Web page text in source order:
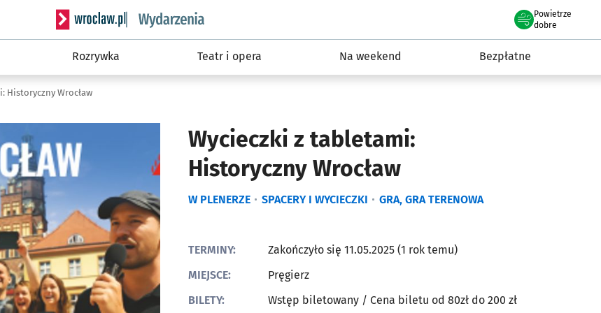
Serwis informacyjny wroclaw.pl podserwis: Wydarzenia
Powietrze
we Wrocławiu
dobre
Rozrywka Teatr i opera Na weekend Bezpłatne
Historyczny Wrocław
Wycieczki z tabletami:
Historyczny Wrocław
W PLENERZE SPACERY I WYCIECZKI GRA, GRA TERENOWA
TERMINY:
Zakończyło się 11.05.2025 (1 rok temu)
MIEJSCE:
Pręgierz
BILETY:
Wstęp biletowany / Cena biletu od 80zł do 200 zł